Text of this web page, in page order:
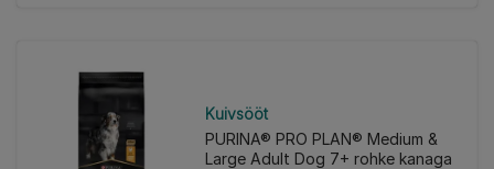
Kuivsööt
PURINA® PRO PLAN® Medium &
Large Adult Dog 7+ rohke kanaga